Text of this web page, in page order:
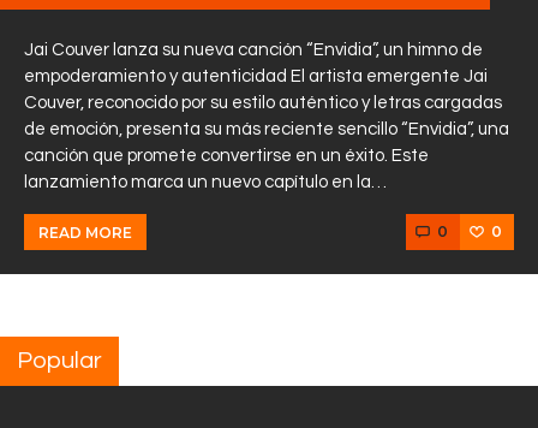
Jai Couver lanza su nueva canción “Envidia”, un himno de
empoderamiento y autenticidad El artista emergente Jai
Couver, reconocido por su estilo auténtico y letras cargadas
de emoción, presenta su más reciente sencillo “Envidia”, una
canción que promete convertirse en un éxito. Este
lanzamiento marca un nuevo capítulo en la…
READ MORE 0 0
Popular